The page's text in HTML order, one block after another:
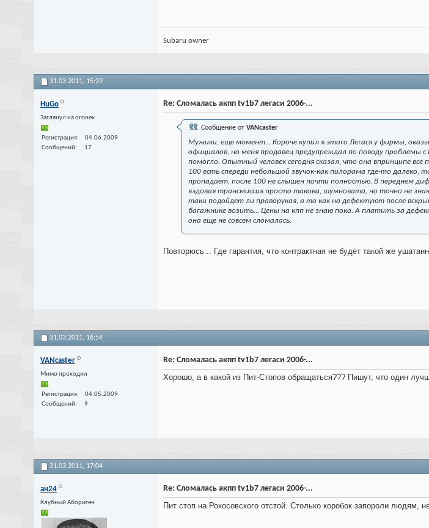
Subaru owner
31.03.2011, 15:29
HuGo
Заглянул на огонек
Регистрация
04.06.2009
Сообщений
17
Re: Сломалась акпп tv1b7 легаси 2006-...
Сообщение от VANcaster
Мужики, еще момент... Короче купил я этого Легася у фирмы,
официалов, но меня продавец предупреждал по поводу
помогло. Опытный человек сегодня сказал, что она впринципе
100 есть спереди небольшой звучок-как пилорама где-то далеко,
пропадает, после 100 не слышен почти полностью. В переднем
вэдовая трансмиссия просто такова, шумновата, но точно не
таки подойдет ли праворукая, а то как на дефектуют после
багажнике возить... Цены на кпп не знаю пока. А платить за
она еще не совсем сломалась.
Повторюсь... Где гарантия, что контрактная не будет такой же
31.03.2011, 16:54
VANcaster
Мимо проходил
Регистрация
04.05.2009
Сообщений
9
Re: Сломалась акпп tv1b7 легаси 2006-...
Хорошо, а в какой из Пит-Cтопов обращаться??? Пишут, что один
31.03.2011, 17:04
ан24
Клубный Абориген
Re: Сломалась акпп tv1b7 легаси 2006-...
Пит стоп на Рокосовского отстой. Столько коробок запороли людям,